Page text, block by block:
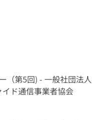
（第5回) - 一般社団法人
イド通信事業者協会